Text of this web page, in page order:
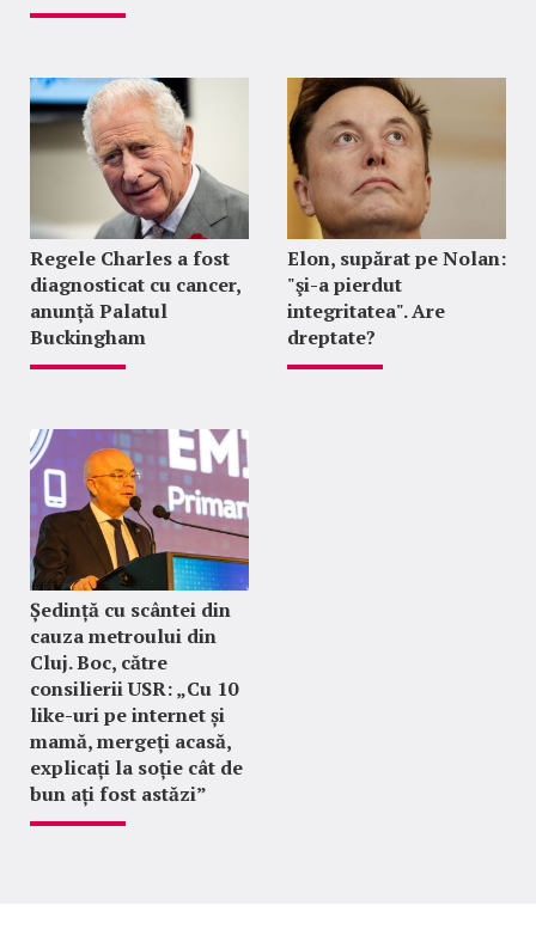
Regele Charles a fost
diagnosticat cu cancer,
anunță Palatul
Buckingham
Elon, supărat pe Nolan:
"şi-a pierdut
integritatea". Are
dreptate?
Ședință cu scântei din
cauza metroului din
Cluj. Boc, către
consilierii USR: „Cu 10
like-uri pe internet și
mamă, mergeți acasă,
explicați la soție cât de
bun ați fost astăzi”